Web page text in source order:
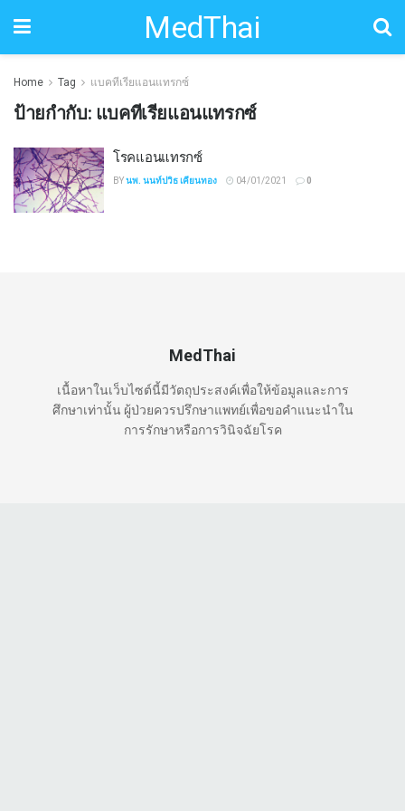
MedThai
Home Tag แบคทีเรียแอนแทรกซ์
ป้ายกำกับ: แบคทีเรียแอนแทรกซ์
โรคแอนแทรกซ์
BYนพ. นนท์ปวิธ เคียนทอง 04/01/2021 0
MedThai
เนื้อหาในเว็บไซต์นี้มีวัตถุประสงค์เพื่อให้ข้อมูลและการ
ศึกษาเท่านั้น ผู้ป่วยควรปรึกษาแพทย์เพื่อขอคำแนะนำใน
การรักษาหรือการวินิจฉัยโรค